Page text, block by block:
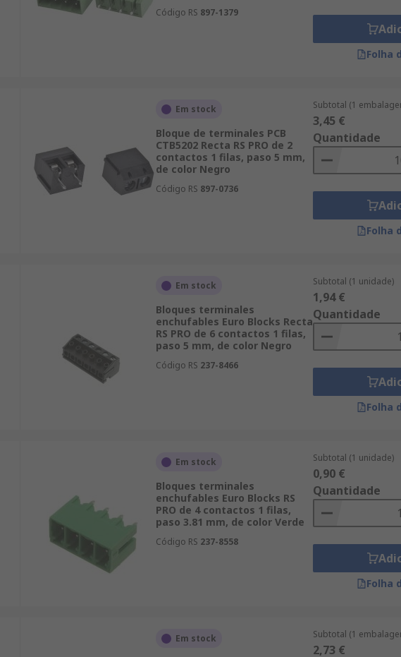
Código RS 897-1379
Folha
Em stock
Bloque de terminales PCB
CTB5202 Recta RS PRO de 2
contactos 1 filas, paso 5 mm,
de color Negro
Código RS 897-0736
Subtotal (1
3,45 €
Quantidade
Folha
Em stock
Bloques terminales
enchufables Euro Blocks Recta
RS PRO de 6 contactos 1 filas,
paso 5 mm, de color Negro
Código RS 237-8466
Subtotal (1 unidade)
1,94 €
Quantidade
Folha
Em stock
Bloques terminales
enchufables Euro Blocks RS
PRO de 4 contactos 1 filas,
paso 3.81 mm, de color Verde
Código RS 237-8558
Subtotal (1 unidade)
0,90 €
Quantidade
Folha
Em stock Subtotal (1
2,73 €